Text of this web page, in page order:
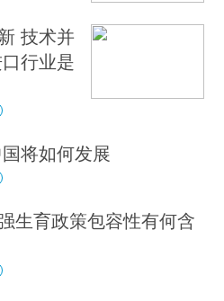
技术并
行业是
将如何发展
生育政策包容性有何含